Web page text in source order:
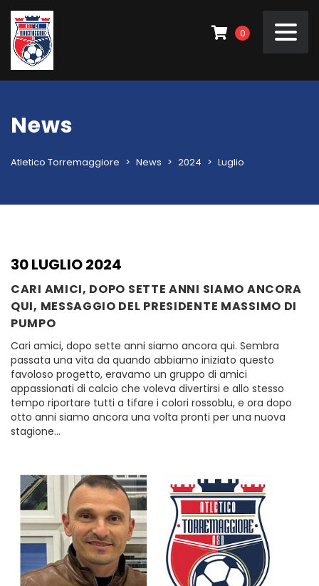
0
News
Atletico Torremaggiore > News > 2024 > Luglio
30 LUGLIO 2024
CARI AMICI, DOPO SETTE ANNI SIAMO ANCORA
QUI, MESSAGGIO DEL PRESIDENTE MASSIMO DI
PUMPO
Cari amici, dopo sette anni siamo ancora qui. Sembra
passata una vita da quando abbiamo iniziato questo
favoloso progetto, eravamo un gruppo di amici
appassionati di calcio che voleva divertirsi e allo stesso
tempo riportare tutti a tifare i colori rossoblu, e ora dopo
otto anni siamo ancora una volta pronti per una nuova
stagione…